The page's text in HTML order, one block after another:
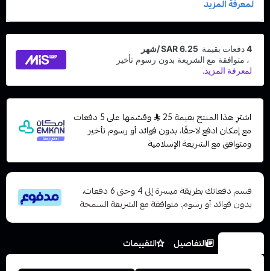
اشترِ هذا المنتج بقيمة 25
وقسّمها على 5 دفعات
مع إمكان ادفع لاحقًا، بدون فوائد أو رسوم تأخير
ومتوافق مع الشريعة الإسلامية
قسم دفعاتك بطريقة ميسرة إلى 4 وحتى 6 دفعات،
بدون فوائد أو رسوم. متوافقة مع الشريعة السمحة
التفاصيل التقييمات